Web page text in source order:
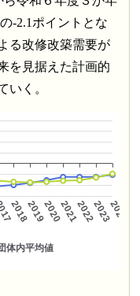
-2.1ポイントとな
る改修改築需要が
を見据えた計画的
いく。